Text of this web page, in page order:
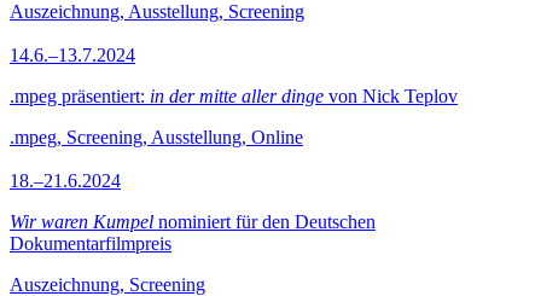
Auszeichnung, Ausstellung, Screening
14.6.–13.7.2024
.mpeg präsentiert: in der mitte aller dinge von Nick Teplov
.mpeg, Screening, Ausstellung, Online
18.–21.6.2024
Wir waren Kumpel nominiert für den Deutschen
Dokumentarfilmpreis
Auszeichnung, Screening